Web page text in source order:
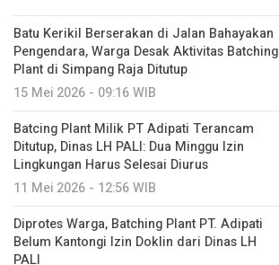
Batu Kerikil Berserakan di Jalan Bahayakan
Pengendara, Warga Desak Aktivitas Batching
Plant di Simpang Raja Ditutup
15 Mei 2026 - 09:16 WIB
Batcing Plant Milik PT Adipati Terancam
Ditutup, Dinas LH PALI: Dua Minggu Izin
Lingkungan Harus Selesai Diurus
11 Mei 2026 - 12:56 WIB
Diprotes Warga, Batching Plant PT. Adipati
Belum Kantongi Izin Doklin dari Dinas LH
PALI